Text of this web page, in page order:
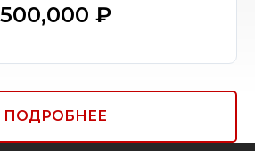
500,000 ₽
ПОДРОБНЕЕ